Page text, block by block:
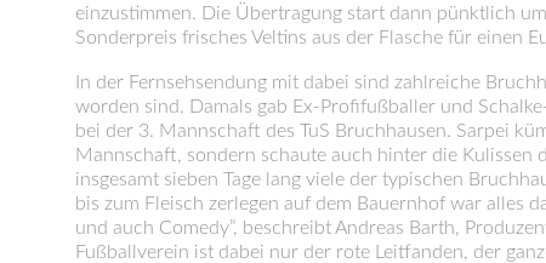
einzustimmen. Die Übertragung start dann pünktlich
Sonderpreis frisches Veltins aus der Flasche für einen
In der Fernsehsendung mit dabei sind zahlreiche
worden sind. Damals gab Ex-Profifußballer und
bei der 3. Mannschaft des TuS Bruchhausen. Sarpei
Mannschaft, sondern schaute auch hinter die Kulissen
insgesamt sieben Tage lang viele der typischen
bis zum Fleisch zerlegen auf dem Bauernhof war alles
und auch Comedy”, beschreibt Andreas Barth,
Fußballverein ist dabei nur der rote Leitfanden, der